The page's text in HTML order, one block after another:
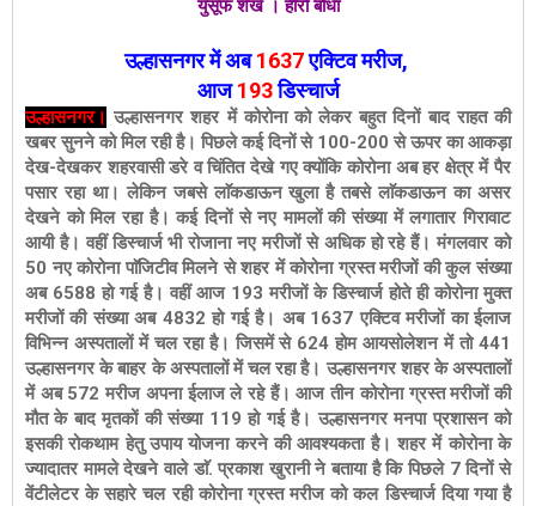
युसूफ शेख । हीरो बोधा
उल्हासनगर में अब1637एक्टिव मरीज,
आज193डिस्चार्ज
उल्हासनगर। उल्हासनगर शहर में कोरोना को लेकर बहुत दिनों बाद राहत की
खबर सुनने को मिल रही है। पिछले कई दिनों से 100-200 से ऊपर का आकड़ा
देख-देखकर शहरवासी डरे व चिंतित देखे गए क्योंकि कोरोना अब हर क्षेत्र में पैर
पसार रहा था। लेकिन जबसे लाॅकडाऊन खुला है तबसे लाॅकडाऊन का असर
देखने को मिल रहा है। कई दिनों से नए मामलों की संख्या में लगातार गिरावाट
आयी है। वहीं डिस्चार्ज भी रोजाना नए मरीजों से अधिक हो रहे हैं। मंगलवार को
50 नए कोरोना पाॅजिटीव मिलने से शहर में कोरोना ग्रस्त मरीजों की कुल संख्या
अब 6588 हो गई है। वहीं आज 193 मरीजों के डिस्चार्ज होते ही कोरोना मुक्त
मरीजों की संख्या अब 4832 हो गई है। अब 1637 एक्टिव मरीजों का ईलाज
विभिन्न अस्पतालों में चल रहा है। जिसमें से 624 होम आयसोलेशन में तो 441
उल्हासनगर के बाहर के अस्पतालों में चल रहा है। उल्हासनगर शहर के अस्पतालों
में अब 572 मरीज अपना ईलाज ले रहे हैं। आज तीन कोरोना ग्रस्त मरीजों की
मौत के बाद मृतकों की संख्या 119 हो गई है। उल्हासनगर मनपा प्रशासन को
इसकी रोकथाम हेतु उपाय योजना करने की आवश्यकता है। शहर में कोरोना के
ज्यादातर मामले देखने वाले डाॅ. प्रकाश खुरानी ने बताया है कि पिछले 7 दिनों से
वेंटीलेटर के सहारे चल रही कोरोना ग्रस्त मरीज को कल डिस्चार्ज दिया गया है